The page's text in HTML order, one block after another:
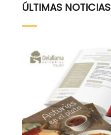
ÚLTIMAS NOTICIAS